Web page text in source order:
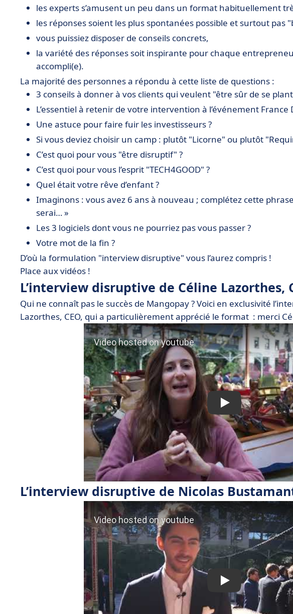
• L’interview disruptive de Nicolas Cristi, directeur de SuniBRAIN
• Autres vidéos et découvertes repérées au France Digitale Day
les experts s’amusent un peu dans un format habituellement
les réponses soient les plus spontanées possible et surtout pas
vous puissiez disposer de conseils concrets,
la variété des réponses soit inspirante pour chaque
accompli(e).
La majorité des personnes a répondu à cette liste de questions :
3 conseils à donner à vos clients qui veulent "être sûr de se
L’essentiel à retenir de votre intervention à l’événement
Une astuce pour faire fuir les investisseurs ?
Si vous deviez choisir un camp : plutôt "Licorne" ou plutôt
C’est quoi pour vous "être disruptif" ?
C’est quoi pour vous l’esprit "TECH4GOOD" ?
Quel était votre rêve d’enfant ?
Imaginons : vous avez 6 ans à nouveau ; complétez cette
serai… »
Les 3 logiciels dont vous ne pourriez pas vous passer ?
Votre mot de la fin ?
D’où la formulation "interview disruptive" vous l’aurez compris !
Place aux vidéos !
L’interview disruptive de Céline Lazorthes,
Qui ne connaît pas le succès de Mangopay ? Voici en exclusivité
Lazorthes, CEO, qui a particulièrement apprécié le format : merci
L’interview disruptive de Nicolas